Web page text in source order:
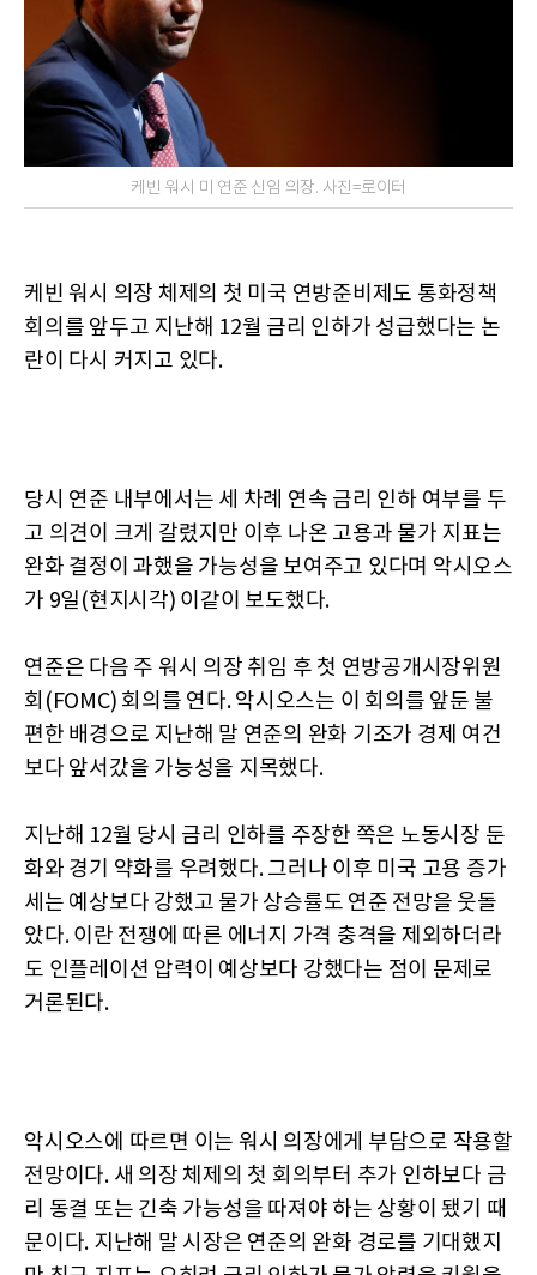
케빈 워시 미 연준 신임 의장. 사진=로이터
케빈 워시 의장 체제의 첫 미국 연방준비제도 통화정책
회의를 앞두고 지난해 12월 금리 인하가 성급했다는 논
란이 다시 커지고 있다.
당시 연준 내부에서는 세 차례 연속 금리 인하 여부를 두
고 의견이 크게 갈렸지만 이후 나온 고용과 물가 지표는
완화 결정이 과했을 가능성을 보여주고 있다며 악시오스
가 9일(현지시각) 이같이 보도했다.
연준은 다음 주 워시 의장 취임 후 첫 연방공개시장위원
회(FOMC) 회의를 연다. 악시오스는 이 회의를 앞둔 불
편한 배경으로 지난해 말 연준의 완화 기조가 경제 여건
보다 앞서갔을 가능성을 지목했다.
지난해 12월 당시 금리 인하를 주장한 쪽은 노동시장 둔
화와 경기 약화를 우려했다. 그러나 이후 미국 고용 증가
세는 예상보다 강했고 물가 상승률도 연준 전망을 웃돌
았다. 이란 전쟁에 따른 에너지 가격 충격을 제외하더라
도 인플레이션 압력이 예상보다 강했다는 점이 문제로
거론된다.
악시오스에 따르면 이는 워시 의장에게 부담으로 작용할
전망이다. 새 의장 체제의 첫 회의부터 추가 인하보다 금
리 동결 또는 긴축 가능성을 따져야 하는 상황이 됐기 때
문이다. 지난해 말 시장은 연준의 완화 경로를 기대했지